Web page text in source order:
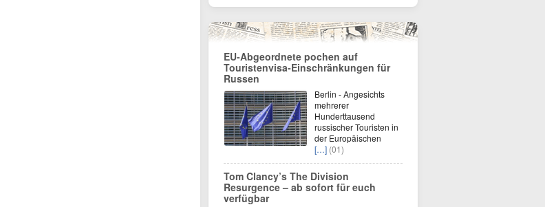
EU-Abgeordnete pochen auf
Touristenvisa-Einschränkungen für
Russen
Berlin - Angesichts
mehrerer
Hunderttausend
russischer Touristen in
der Europäischen
[…] (01)
Tom Clancy’s The Division
Resurgence – ab sofort für euch
verfügbar